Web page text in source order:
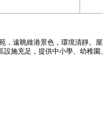
，遠眺維港景色，環境清靜。
施充足，提供中小學、幼稚